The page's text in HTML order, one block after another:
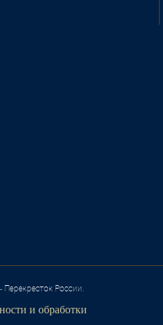
Перекресток России.
и обработки